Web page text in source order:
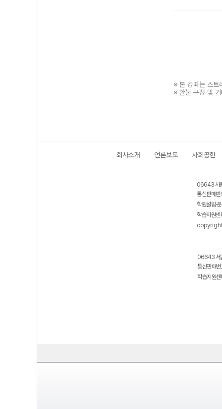
※ 본 강좌는 스트
※ 환불 규정 및
회사소개 언론보도 사회공헌
06643 서
통신판매
학원설립·
학습지원
06643 서
통신판매
학습지원